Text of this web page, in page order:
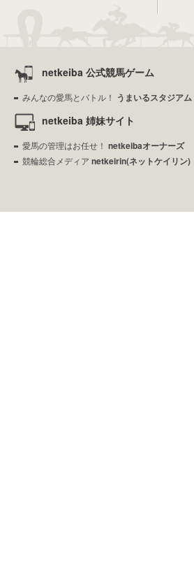
netkeiba 公式競馬ゲーム
みんなの愛馬とバトル！ うまいるスタジアム
netkeiba 姉妹サイト
愛馬の管理はお任せ！ netkeibaオーナーズ
競輪総合メディア netkeirin(ネットケイリン)